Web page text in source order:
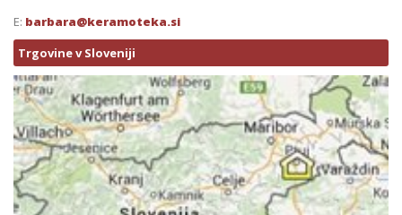
E: barbara@keramoteka.si
Trgovine v Sloveniji